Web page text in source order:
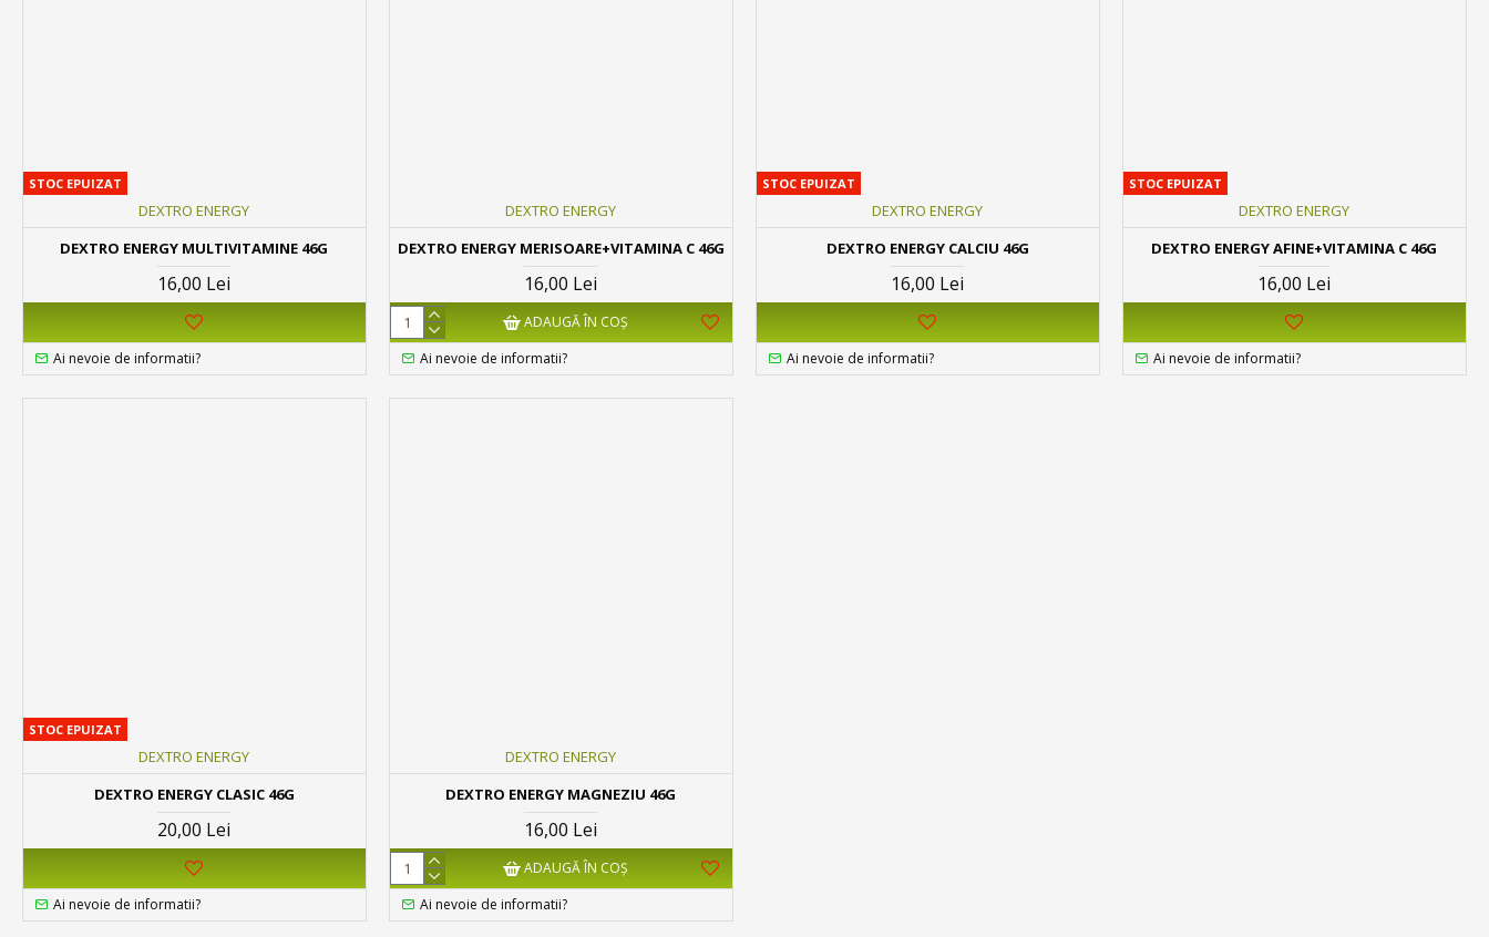
STOC EPUIZAT
DEXTRO ENERGY
DEXTRO ENERGY MULTIVITAMINE 46G
16,00 Lei
Ai nevoie de informatii?
DEXTRO ENERGY
DEXTRO ENERGY MERISOARE+VITAMINA C 46G
16,00 Lei
ADAUGĂ ÎN COŞ
Ai nevoie de informatii?
STOC EPUIZAT
DEXTRO ENERGY
DEXTRO ENERGY CALCIU 46G
16,00 Lei
Ai nevoie de informatii?
STOC EPUIZAT
DEXTRO ENERGY
DEXTRO ENERGY AFINE+VITAMINA C 46G
16,00 Lei
Ai nevoie de informatii?
STOC EPUIZAT
DEXTRO ENERGY
DEXTRO ENERGY CLASIC 46G
20,00 Lei
Ai nevoie de informatii?
DEXTRO ENERGY
DEXTRO ENERGY MAGNEZIU 46G
16,00 Lei
ADAUGĂ ÎN COŞ
Ai nevoie de informatii?